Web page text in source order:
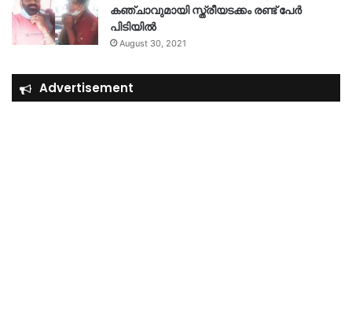
കഞ്ചാവുമായി സ്ത്രീയടക്കം രണ്ട് പേർ
പിടിയിൽ
August 30, 2021
Advertisement